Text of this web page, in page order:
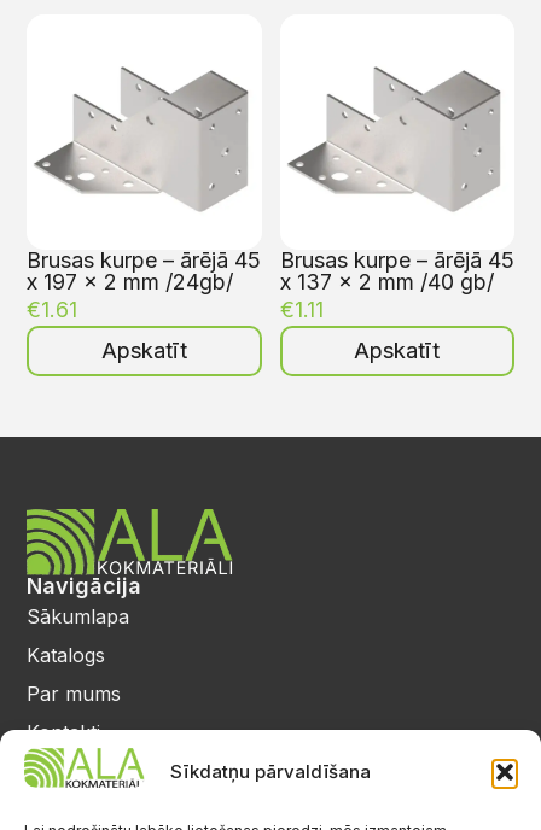
Sīkdatņu pārvaldīšana
Brusas kurpe – ārējā 45
x 197 x 2 mm /24gb/
€1.61
Apskatīt
Brusas kurpe – ārējā 45
x 137 x 2 mm /40 gb/
€1.11
Apskatīt
Navigācija
Sākumlapa
Katalogs
Par mums
Kontakti
Privātuma politika